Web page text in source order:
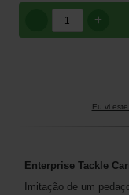
+
Eu vi
Enterprise Tackle
Imitação de um